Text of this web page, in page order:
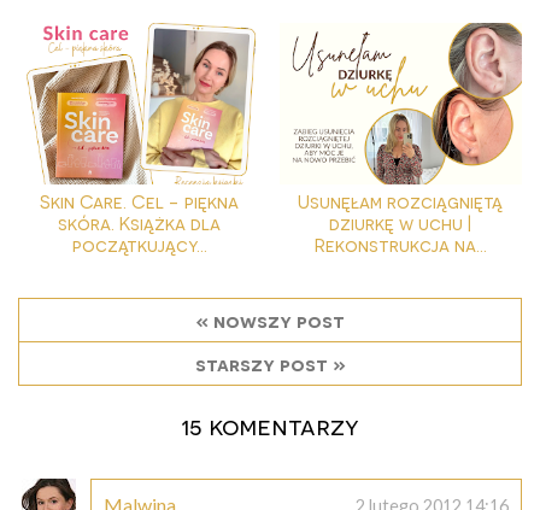
Skin Care. Cel - piękna
skóra. Książka dla
początkujący...
Usunęłam rozciągniętą
dziurkę w uchu |
Rekonstrukcja na...
« nowszy post
starszy post »
15 komentarzy
Malwina